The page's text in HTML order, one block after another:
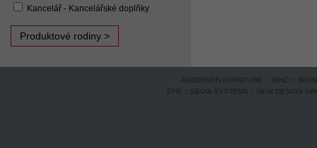
Kancelář - Kancelářské doplňky
Produktové rodiny >
ANDERSEN FURNITURE :: INNO ::
EFG :: SEDIA SYSTEMS :: NEW DESIGN